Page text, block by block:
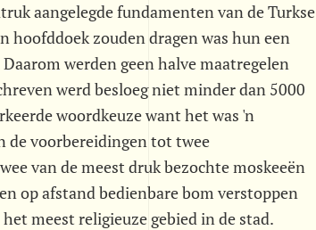
aangelegde fundamenten van de Turkse
hoofddoek zouden dragen was hun een
werden geen halve maatregelen
werd besloeg niet minder dan 5000
woordkeuze want het was 'n
de voorbereidingen tot twee
van de meest druk bezochte moskeeën
op afstand bedienbare bom verstoppen
meest religieuze gebied in de stad.